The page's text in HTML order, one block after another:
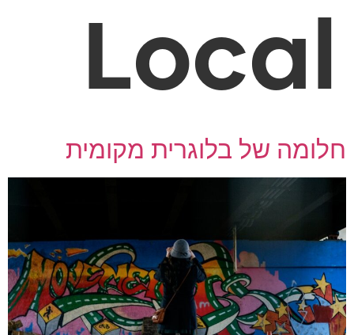
של בלוגרית מקומית